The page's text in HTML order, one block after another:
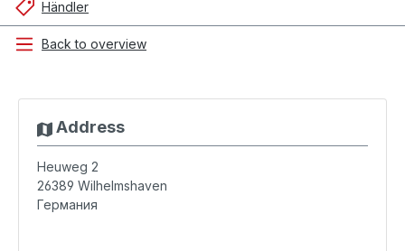
Händler
Back to overview
Address
Heuweg 2
26389 Wilhelmshaven
Германия